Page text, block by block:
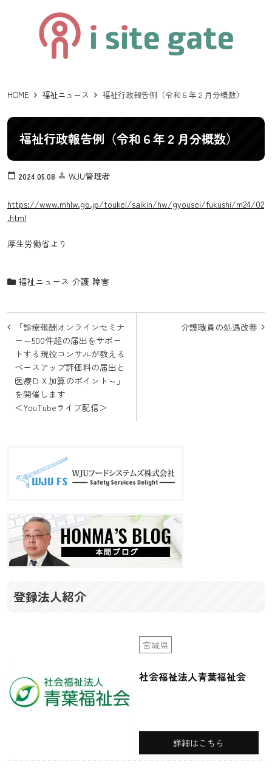
HOME 福祉ニュース 福祉行政報告例（令和６年２月分概数）
福祉行政報告例（令和６年２月分概数）
calendar_today 2024.05.08 person_outline WJU管理者
https://www.mhlw.go.jp/toukei/saikin/hw/gyousei/fukushi/m24/02
.html
厚生労働省より
福祉ニュース 介護 障害
投
稿
ナ
ビ
ゲ
ン
介護職員の処遇改善
「診療報酬オンラインセミナ
ー～500件超の届出をサポー
トする現役コンサルが教える
ベースアップ評価料の届出と
医療ＤＸ加算のポイント～」
を開催します
＜YouTubeライブ配信＞
登録法人紹介
宮城県
社会福祉法人青葉福祉会
詳細はこちら